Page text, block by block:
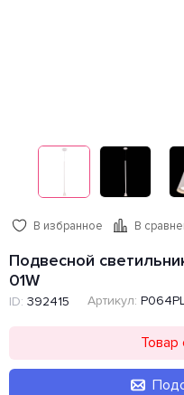
В избранное В
Подвесной
01W
ID: 392415 Артикул:
Товар